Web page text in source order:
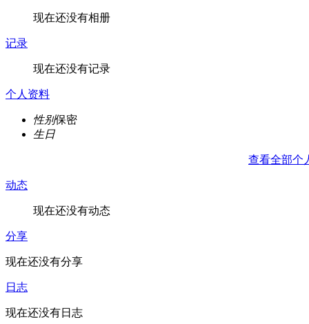
现在还没有相册
记录
现在还没有记录
个人资料
性别保密
生日
查看全部个
动态
现在还没有动态
分享
现在还没有分享
日志
现在还没有日志